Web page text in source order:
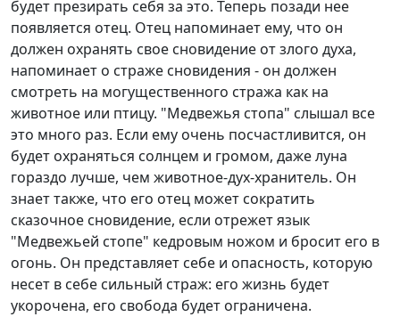
будет презирать себя за это. Теперь позади нее
появляется отец. Отец напоминает ему, что он
должен охранять свое сновидение от злого духа,
напоминает о страже сновидения - он должен
смотреть на могущественного стража как на
животное или птицу. "Медвежья стопа" слышал все
это много раз. Если ему очень посчастливится, он
будет охраняться солнцем и громом, даже луна
гораздо лучше, чем животное-дух-хранитель. Он
знает также, что его отец может сократить
сказочное сновидение, если отрежет язык
"Медвежьей стопе" кедровым ножом и бросит его в
огонь. Он представляет себе и опасность, которую
несет в себе сильный страж: его жизнь будет
укорочена, его свобода будет ограничена.